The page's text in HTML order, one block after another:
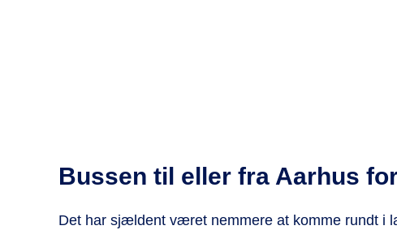
Bussen til eller fra Aarhus
Det har sjældent været nemmere at komme rundt i